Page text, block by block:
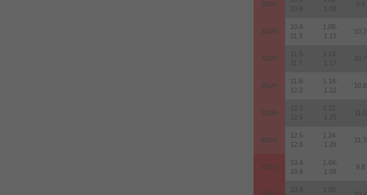
28UH
10.8
1.08
9.6
30UH
10.8-
11.3
1.08-
1.13
10.2
33UH
11.3-
11.7
1.13-
1.17
10.7
35UH
11.8-
12.2
1.18-
1.22
10.8
38UH
12.2-
12.5
1.22-
1.25
11.0
40UH
12.5-
12.8
1.24-
1.28
11.3
28EH
10.4-
10.9
1.04-
1.09
9.8
10.8- 1.08-